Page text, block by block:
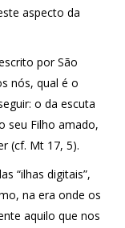
aspecto da
por São
nós, qual é o
o da escuta
seu Filho amado,
(cf. Mt 17, 5).
“ilhas digitais”,
na era onde os
aquilo que nos